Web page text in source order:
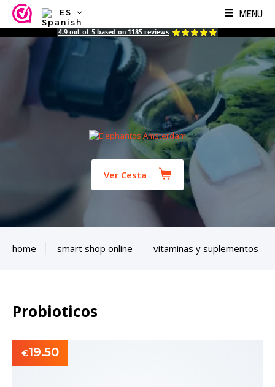
ES
NL
ES
MENU
4.9 out of 5 based on 1185 reviews
Ver Cesta
home smart shop online vitaminas y suplementos
Probioticos
€19.50